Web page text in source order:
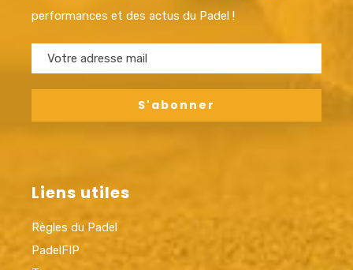
performances et des actus du Padel !
Liens utiles
Règles du Padel
PadelFIP